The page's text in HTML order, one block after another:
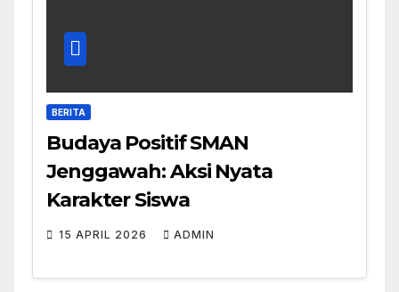
BERITA
Budaya Positif SMAN
Jenggawah: Aksi Nyata
Karakter Siswa
15 APRIL 2026 ADMIN